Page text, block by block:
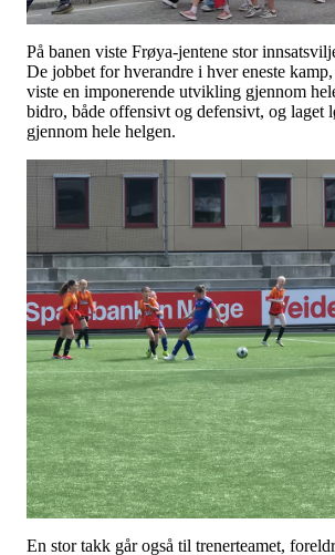
På banen viste Frøya-jentene stor
De jobbet for hverandre i hver eneste
viste en imponerende utvikling gjennom
bidro, både offensivt og defensivt, og laget
gjennom hele helgen.
En stor takk går også til trenerteamet,